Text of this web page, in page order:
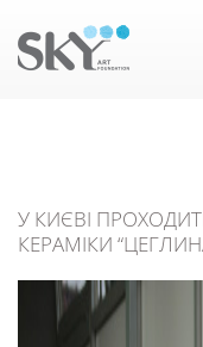
У КИЄВІ
КЕРАМІКИ